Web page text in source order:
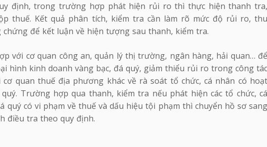
định, trong trường hợp phát hiện rủi ro thì thực hiện thanh tra,
thuế. Kết quả phân tích, kiểm tra cần làm rõ mức độ rủi ro, thu
để kết luận về hiện tượng sau thanh, kiểm tra.
với cơ quan công an, quản lý thị trường, ngân hàng, hải quan… để
hình kinh doanh vàng bạc, đá quý, giảm thiểu rủi ro trong công tác
quan thuế địa phương khác về rà soát tổ chức, cá nhân có hoạt
Trường hợp qua thanh, kiểm tra nếu phát hiện các tổ chức, cá
quý có vi phạm về thuế và dấu hiệu tội phạm thì chuyển hồ sơ sang
điều tra theo quy định.